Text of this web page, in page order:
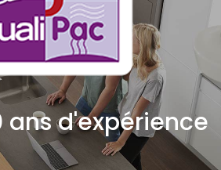
ans d'expérience